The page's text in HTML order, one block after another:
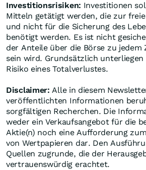
Investitionsrisiken: Investitionen
Mitteln getätigt werden, die zur
und nicht für die Sicherung des
benötigt werden. Es ist nicht
der Anteile über die Börse zu
sein wird. Grundsätzlich
Risiko eines Totalverlustes.
Disclaimer: Alle in diesem
veröffentlichten Informationen
sorgfältigen Recherchen. Die
weder ein Verkaufsangebot für die
Aktie(n) noch eine Aufforderung
von Wertpapieren dar. Den
Quellen zugrunde, die der
vertrauenswürdig erachtet.